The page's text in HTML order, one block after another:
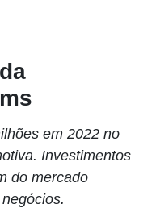
em 2022 no
Investimentos
do mercado